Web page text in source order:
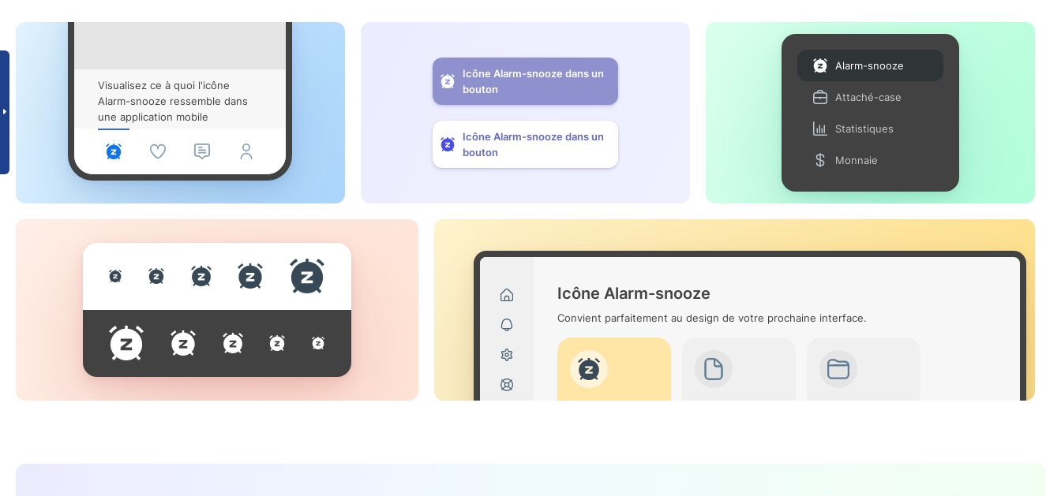
Visualisez ce à quoi l'icône
Alarm-snooze ressemble dans
une application mobile
Icône Alarm-snooze dans un
bouton
Icône Alarm-snooze dans un
bouton
Alarm-snooze
Attaché-case
Statistiques
Monnaie
Icône Alarm-snooze
Convient parfaitement au design de votre prochaine interface.